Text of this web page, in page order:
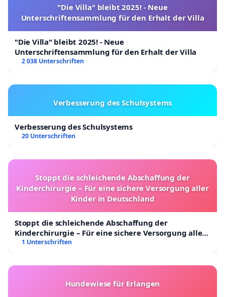
"Die Villa" bleibt 2025! - Neue
Unterschriftensammlung für den Erhalt der Villa
"Die Villa" bleibt 2025! - Neue
Unterschriftensammlung für den Erhalt der Villa
2 038 Unterschriften
Verbesserung des Schulsystems
Verbesserung des Schulsystems
20 Unterschriften
Stoppt die schleichende Abschaffung der
Kinderchirurgie – Für eine sichere Versorgung aller
Kinder in Deutschland
Stoppt die schleichende Abschaffung der
Kinderchirurgie – Für eine sichere Versorgung aller
Kinder in Deutschland
1 Unterschriften
Hundewiese für Erlangen